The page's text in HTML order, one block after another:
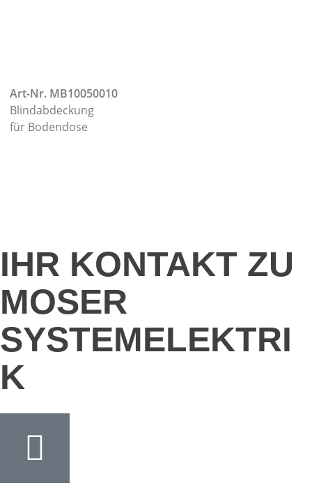
Art-Nr. MB10050010
Blindabdeckung
für Bodendose
IHR KONTAKT ZU
MOSER
SYSTEMELEKTRI
K